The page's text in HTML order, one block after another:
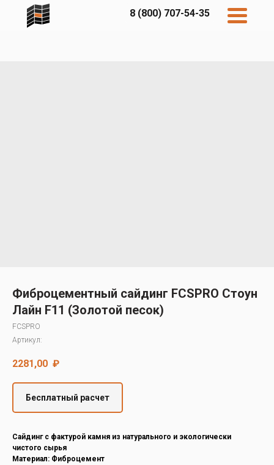
8 (800) 707-54-35
Cedral
Фиброцементный сайдинг FCSPRO Стоун
Лайн F11 (Золотой песок)
FCSPRO
Артикул:
2281,00 ₽
Бесплатный расчет
Cайдинг с фактурой камня из натурального и экологически
чистого сырья
Материал: Фиброцемент